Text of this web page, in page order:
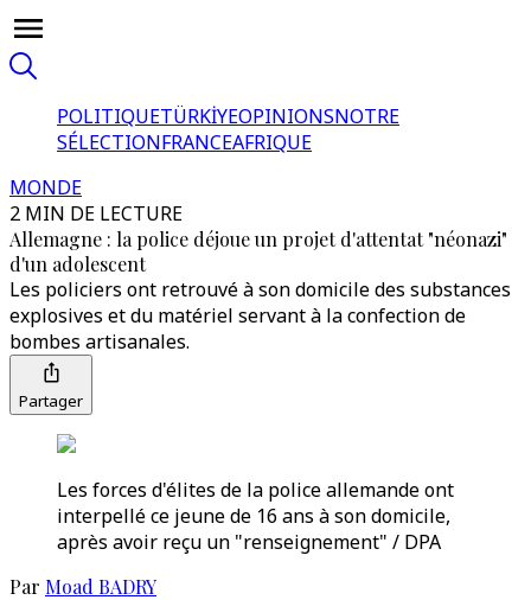
POLITIQUETÜRKİYEOPINIONSNOTRE
SÉLECTIONFRANCEAFRIQUE
MONDE
2 MIN DE LECTURE
Allemagne : la police déjoue un projet d'attentat "néonazi"
d'un adolescent
Les policiers ont retrouvé à son domicile des substances
explosives et du matériel servant à la confection de
bombes artisanales.
Partager
Les forces d'élites de la police allemande ont
interpellé ce jeune de 16 ans à son domicile,
après avoir reçu un "renseignement" / DPA
Par Moad BADRY